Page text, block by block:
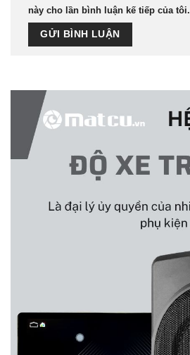
này cho lần bình luận kế tiếp của tôi.